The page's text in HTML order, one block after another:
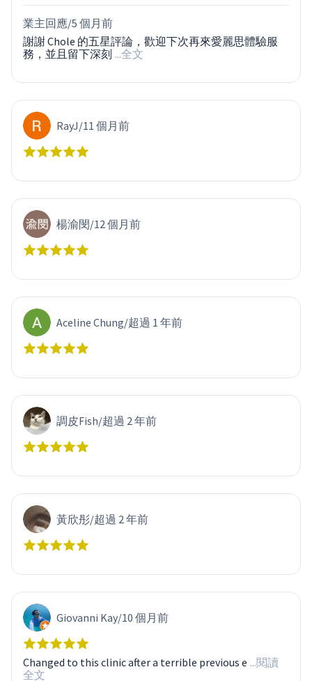
業主回應/5 個月前
謝謝 Chole 的五星評論，歡迎下次再來愛麗思體驗服
務，並且留下深刻 ...全文
RayJ/11 個月前
楊渝閔/12 個月前
Aceline Chung/超過 1 年前
調皮Fish/超過 2 年前
黃欣彤/超過 2 年前
Giovanni Kay/10 個月前
Changed to this clinic after a terrible previous e ...閱讀
全文